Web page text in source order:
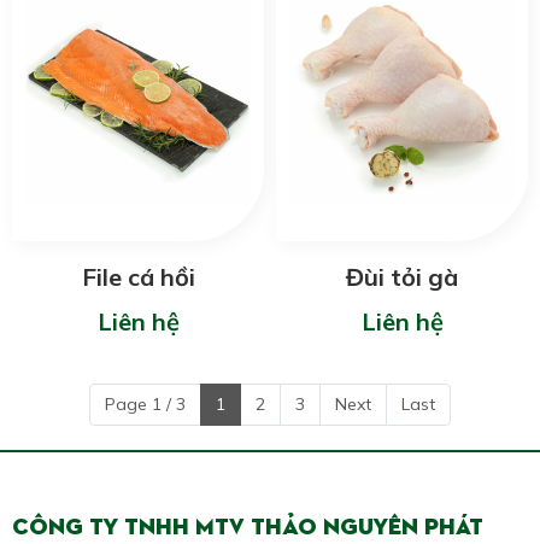
File cá hồi
Liên hệ
Đùi tỏi gà
Liên hệ
Page 1 / 3 1 2 3 Next Last
CÔNG TY TNHH MTV THẢO NGUYÊN PHÁT